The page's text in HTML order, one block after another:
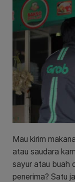
Mau kirim
atau saudara
sayur atau buah
penerima? Satu